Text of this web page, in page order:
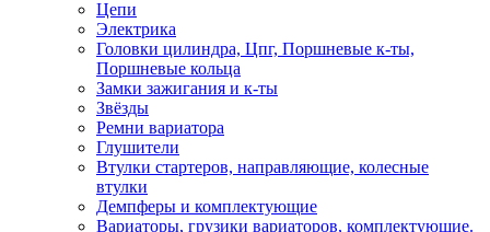
Цепи
Электрика
Головки цилиндра, Цпг, Поршневые к-ты,
Поршневые кольца
Замки зажигания и к-ты
Звёзды
Ремни вариатора
Глушители
Втулки стартеров, направляющие, колесные
втулки
Демпферы и комплектующие
Вариаторы, грузики вариаторов, комплектующие.